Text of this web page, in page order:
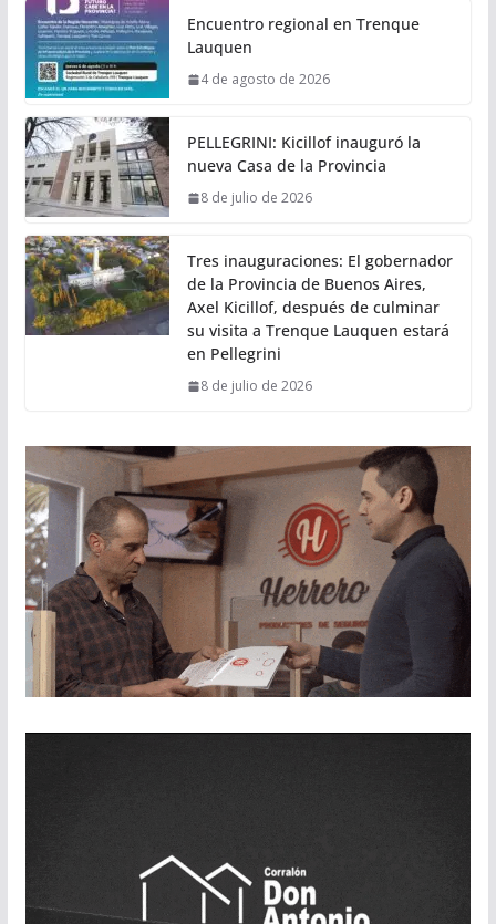
Encuentro regional en Trenque
Lauquen
4 de agosto de 2026
PELLEGRINI: Kicillof inauguró la
nueva Casa de la Provincia
8 de julio de 2026
Tres inauguraciones: El gobernador
de la Provincia de Buenos Aires,
Axel Kicillof, después de culminar
su visita a Trenque Lauquen estará
en Pellegrini
8 de julio de 2026